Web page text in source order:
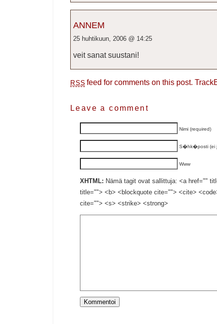
ANNEM
25 huhtikuun, 2006 @ 14:25
veit sanat suustani!
RSS feed for comments on this post.
Leave a comment
Nimi (required)
S�hk�posti (ei
Www
XHTML: Nämä tagit ovat sallittuja: <a href=""
title=""> <b> <blockquote cite=""> <cite>
cite=""> <s> <strike> <strong>